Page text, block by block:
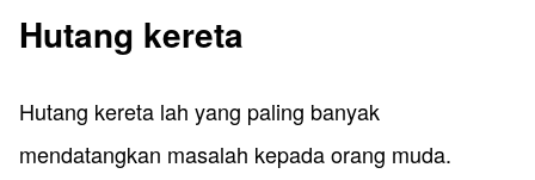
​Hutang kereta
Hutang kereta lah yang paling banyak
mendatangkan masalah kepada orang muda.